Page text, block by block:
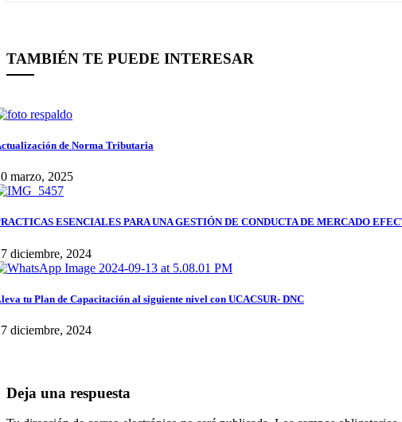
TAMBIÉN TE PUEDE INTERESAR
de Norma Tributaria
marzo, 2025
ESENCIALES PARA UNA GESTIÓN DE CONDUCTA DE MERCADO
diciembre, 2024
tu Plan de Capacitación al siguiente nivel con UCACSUR- DNC
diciembre, 2024
Deja una respuesta